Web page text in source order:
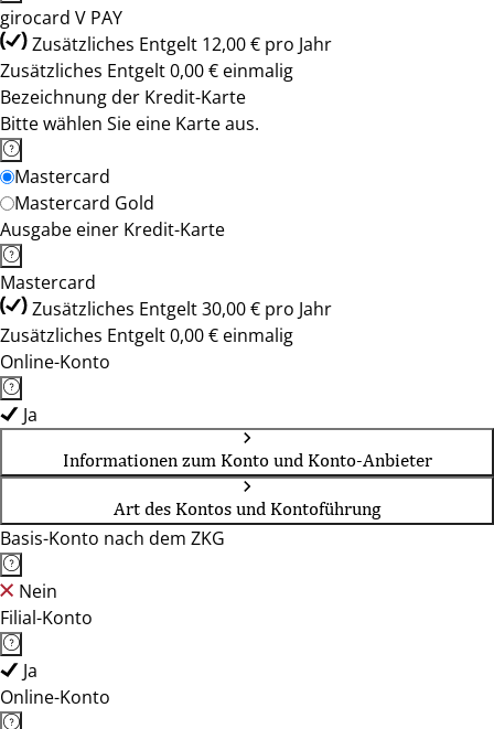
girocard V PAY
Zusätzliches Entgelt 12,00 € pro Jahr
Zusätzliches Entgelt 0,00 € einmalig
Bezeichnung der Kredit-Karte
Bitte wählen Sie eine Karte aus.
Mastercard
Mastercard Gold
Ausgabe einer Kredit-Karte
Mastercard
Zusätzliches Entgelt 30,00 € pro Jahr
Zusätzliches Entgelt 0,00 € einmalig
Online-Konto
Ja
Informationen zum Konto und Konto-Anbieter
Art des Kontos und Kontoführung
Basis-Konto nach dem ZKG
Nein
Filial-Konto
Ja
Online-Konto